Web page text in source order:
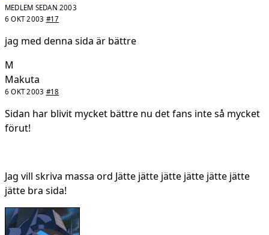
MEDLEM SEDAN 2003
6 OKT 2003 #17
jag med denna sida är bättre
M
Makuta
6 OKT 2003 #18
Sidan har blivit mycket bättre nu det fans inte så mycket
förut!
Jag vill skriva massa ord Jätte jätte jätte jätte jätte jätte
jätte bra sida!